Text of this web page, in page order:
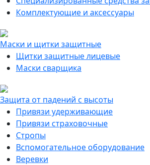
Комплектующие и аксессуары
Маски и щитки защитные
Щитки защитные лицевые
Маски сварщика
Защита от падений с высоты
Привязи удерживающие
Привязи страховочные
Стропы
Вспомогательное оборудование
Веревки